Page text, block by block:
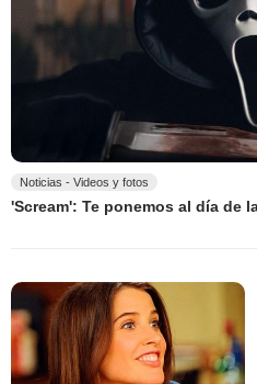
Noticias - Videos y fotos
'Scream': Te ponemos al día de